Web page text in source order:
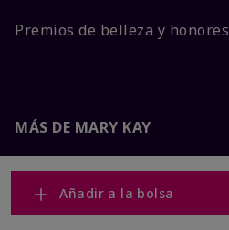
Añadir a la bolsa
Premios de belleza y honores
MÁS DE MARY KAY